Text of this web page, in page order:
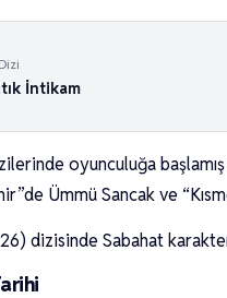
İntikam
oyunculuğa
Ümmü Sancak ve
dizisinde Sabahat